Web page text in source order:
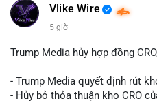
📰 Nguồn: CoinDesk
Vlike Wire
5 giờ
Trump Media hủy hợp đồng
- Trump Media quyết định rút
- Hủy bỏ thỏa thuận kho CRO